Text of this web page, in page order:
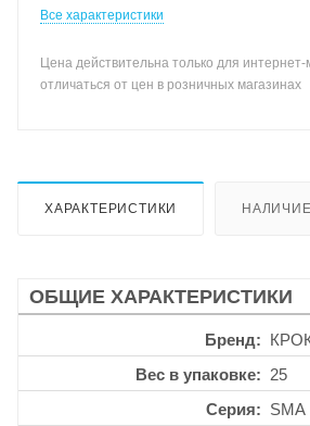
Все характеристики
Цена действительна только для
отличаться от цен в розничных магазинах
ХАРАКТЕРИСТИКИ НАЛИЧИЕ
ОБЩИЕ ХАРАКТЕРИСТИКИ
Бренд
Вес в упаковке
25
Серия
SMA